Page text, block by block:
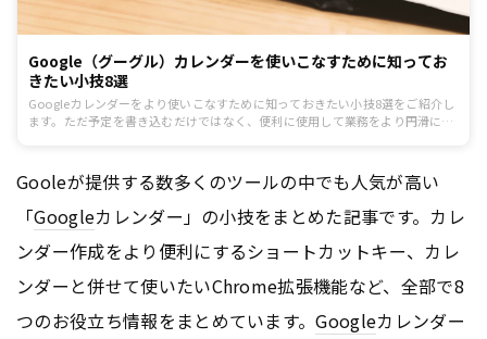
Google（グーグル）カレンダーを使いこなすために知ってお
きたい小技8選
Googleカレンダーをより使いこなすために知っておきたい小技8選をご紹介し
ます。ただ予定を書き込むだけではなく、便利に使用して業務をより円滑に進
Gooleが提供する数多くのツールの中でも人気が高い
「Googleカレンダー」の小技をまとめた記事です。カレ
ンダー作成をより便利にするショートカットキー、カレ
ンダーと併せて使いたいChrome拡張機能など、全部で8
つのお役立ち情報をまとめています。Googleカレンダー